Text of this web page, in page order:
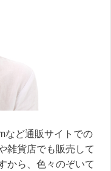
など通販サイトでの
雑貨店でも販売して
から、色々のぞいて